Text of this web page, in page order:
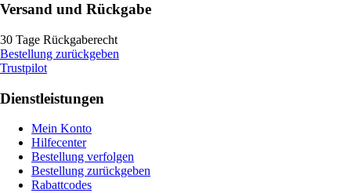
Versand und Rückgabe
30 Tage Rückgaberecht
Bestellung zurückgeben
Trustpilot
Dienstleistungen
Mein Konto
Hilfecenter
Bestellung verfolgen
Bestellung zurückgeben
Rabattcodes